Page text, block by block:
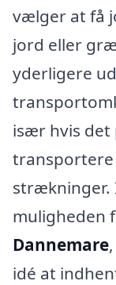
vælger at få
jord eller
yderligere
især hvis det
strækninger.
muligheden
Dannemare
idé at